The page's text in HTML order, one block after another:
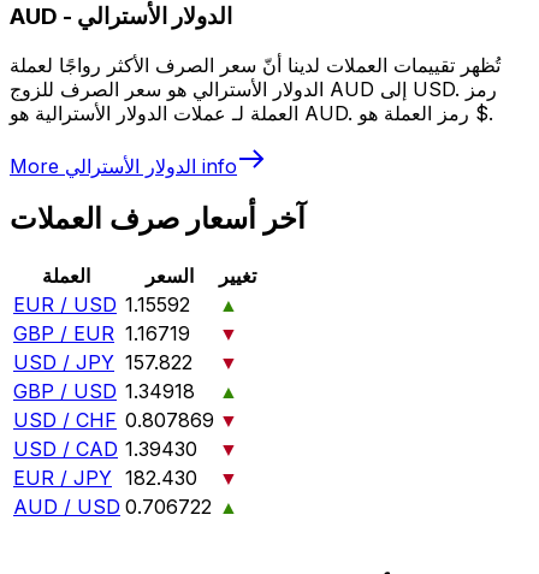
AUD - الدولار الأسترالي
تُظهر تقييمات العملات لدينا أنّ سعر الصرف الأكثر رواجًا لعملة
الدولار الأسترالي هو سعر الصرف للزوج AUD إلى USD. رمز
العملة لـ عملات الدولار الأسترالية هو AUD. رمز العملة هو $.
More الدولار الأسترالي info
آخر أسعار صرف العملات
العملة السعر
تغيير
EUR / USD 1.15592
▲
GBP / EUR 1.16719
▼
USD / JPY 157.822
▼
GBP / USD 1.34918
▲
USD / CHF 0.807869 ▼
USD / CAD 1.39430
▼
EUR / JPY 182.430
▼
AUD / USD 0.706722 ▲